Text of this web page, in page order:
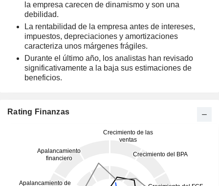
la empresa carecen de dinamismo y son una
debilidad.
La rentabilidad de la empresa antes de intereses,
impuestos, depreciaciones y amortizaciones
caracteriza unos márgenes frágiles.
Durante el último año, los analistas han revisado
significativamente a la baja sus estimaciones de
beneficios.
Rating Finanzas